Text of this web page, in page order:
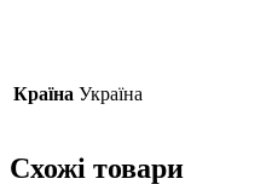
Країна Україна
Схожі товари